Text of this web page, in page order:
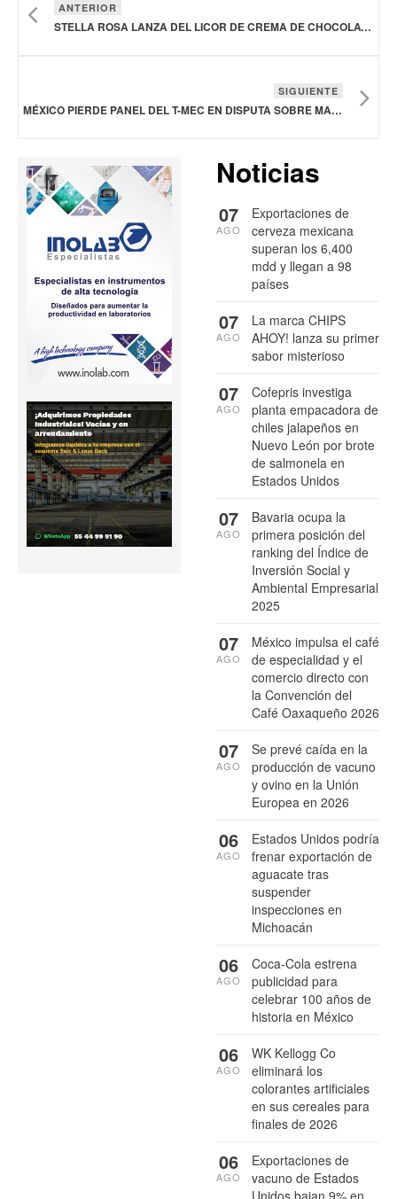
ANTERIOR
STELLA ROSA LANZA DEL LICOR DE CREMA DE CHOCOLATE Y AVELLANAS
SIGUIENTE
MÉXICO PIERDE PANEL DEL T-MEC EN DISPUTA SOBRE MAÍZ TRANSGÉNICO
Noticias
Exportaciones de
cerveza mexicana
superan los 6,400
mdd y llegan a 98
países
07
AGO
La marca CHIPS
AHOY! lanza su primer
sabor misterioso
07
AGO
Cofepris investiga
planta empacadora de
chiles jalapeños en
Nuevo León por brote
de salmonela en
Estados Unidos
07
AGO
Bavaria ocupa la
primera posición del
ranking del Índice de
Inversión Social y
Ambiental Empresarial
2025
07
AGO
México impulsa el café
de especialidad y el
comercio directo con
la Convención del
Café Oaxaqueño 2026
07
AGO
Se prevé caída en la
producción de vacuno
y ovino en la Unión
Europea en 2026
07
AGO
Estados Unidos podría
frenar exportación de
aguacate tras
suspender
inspecciones en
Michoacán
06
AGO
Coca-Cola estrena
publicidad para
celebrar 100 años de
historia en México
06
AGO
WK Kellogg Co
eliminará los
colorantes artificiales
en sus cereales para
finales de 2026
06
AGO
Exportaciones de
vacuno de Estados
06
AGO